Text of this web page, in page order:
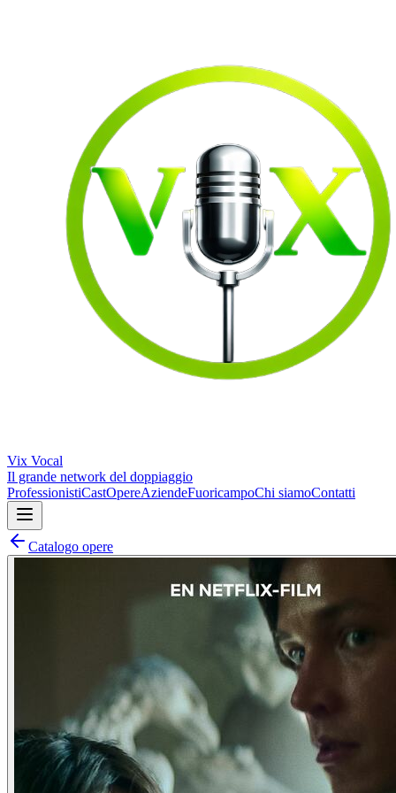
Vix Vocal
Il grande network del doppiaggio
ProfessionistiCastOpereAziendeFuoricampoChi siamoContatti
Catalogo opere